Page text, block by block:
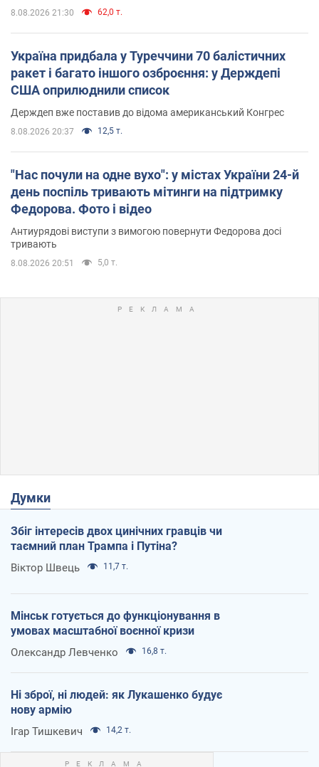
8.08.2026 21:30 62,0 т.
Україна придбала у Туреччини 70 балістичних
ракет і багато іншого озброєння: у Держдепі
США оприлюднили список
Держдеп вже поставив до відома американський Конгрес
8.08.2026 20:37 12,5 т.
"Нас почули на одне вухо": у містах України 24-й
день поспіль тривають мітинги на підтримку
Федорова. Фото і відео
Антиурядові виступи з вимогою повернути Федорова досі
тривають
8.08.2026 20:51 5,0 т.
Думки
Збіг інтересів двох цинічних гравців чи
таємний план Трампа і Путіна?
Віктор Швець 11,7 т.
Мінськ готується до функціонування в
умовах масштабної воєнної кризи
Олександр Левченко 16,8 т.
Ні зброї, ні людей: як Лукашенко будує
нову армію
Ігар Тишкевич 14,2 т.